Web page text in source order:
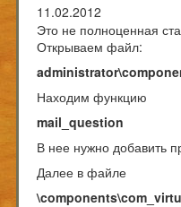
11.02.2012
Это не полноценная
Открываем файл:
Находим функцию
mail_question
В нее нужно добавить
Далее в файле